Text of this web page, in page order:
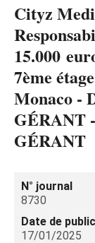
Cityz
15.000
7ème
Monaco -
GÉRANT
GÉRANT
N° journal
8730
Date de
17/01/2025